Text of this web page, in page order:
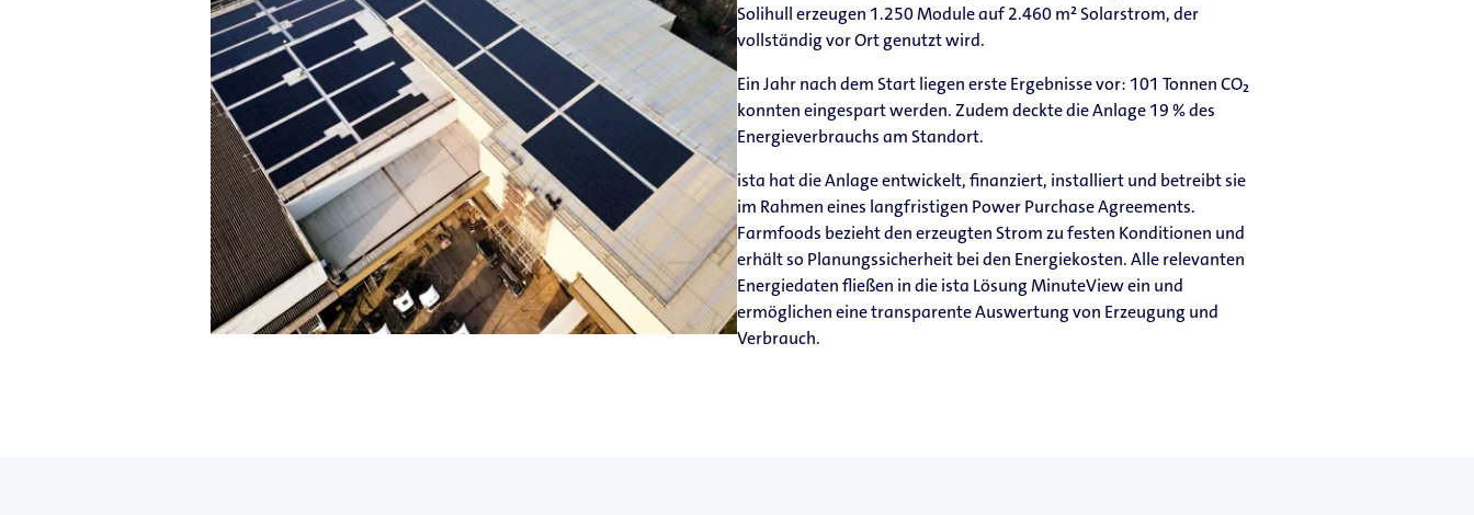
Solihull erzeugen 1.250 Module auf 2.460 m² Solarstrom, der
vollständig vor Ort genutzt wird.
Ein Jahr nach dem Start liegen erste Ergebnisse vor: 101 Tonnen CO₂
konnten eingespart werden. Zudem deckte die Anlage 19 % des
Energieverbrauchs am Standort.
ista hat die Anlage entwickelt, finanziert, installiert und betreibt sie
im Rahmen eines langfristigen Power Purchase Agreements.
Farmfoods bezieht den erzeugten Strom zu festen Konditionen und
erhält so Planungssicherheit bei den Energiekosten. Alle relevanten
Energiedaten fließen in die ista Lösung MinuteView ein und
ermöglichen eine transparente Auswertung von Erzeugung und
Verbrauch.